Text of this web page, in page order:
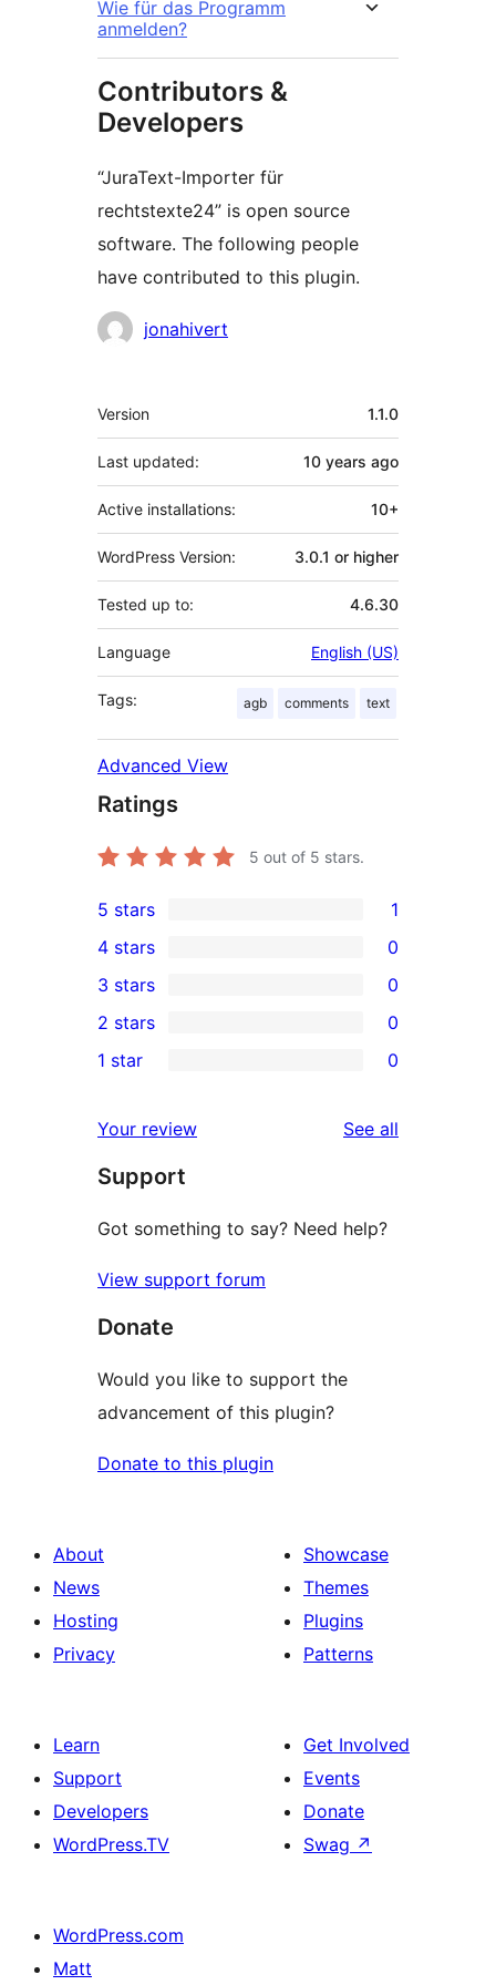
Wie für das Programm
anmelden?
Contributors &
Developers
“JuraText-Importer für
rechtstexte24” is open source
software. The following people
have contributed to this plugin.
Contributors
jonahivert
Meta
Version 1.1.0
Last updated: 10 years ago
Active installations: 10+
WordPress Version: 3.0.1 or higher
Tested up to: 4.6.30
Language English (US)
Tags: agb comments text
Advanced View
Ratings
5 out of 5 stars.
1
5-
star
review
5 stars 1
4-
star
reviews
4 stars 0
0
3-
star
3 stars 0
2-
reviews
2 stars 0
star
reviews
1 star 0
Your review See all
Support
Got something to say? Need help?
View support forum
Donate
Would you like to support the
advancement of this plugin?
Donate to this plugin
About
News
Hosting
Privacy
Showcase
Themes
Plugins
Patterns
Learn
Support
Developers
WordPress.TV
Get Involved
Events
Donate
Swag ↗
WordPress.com
Matt